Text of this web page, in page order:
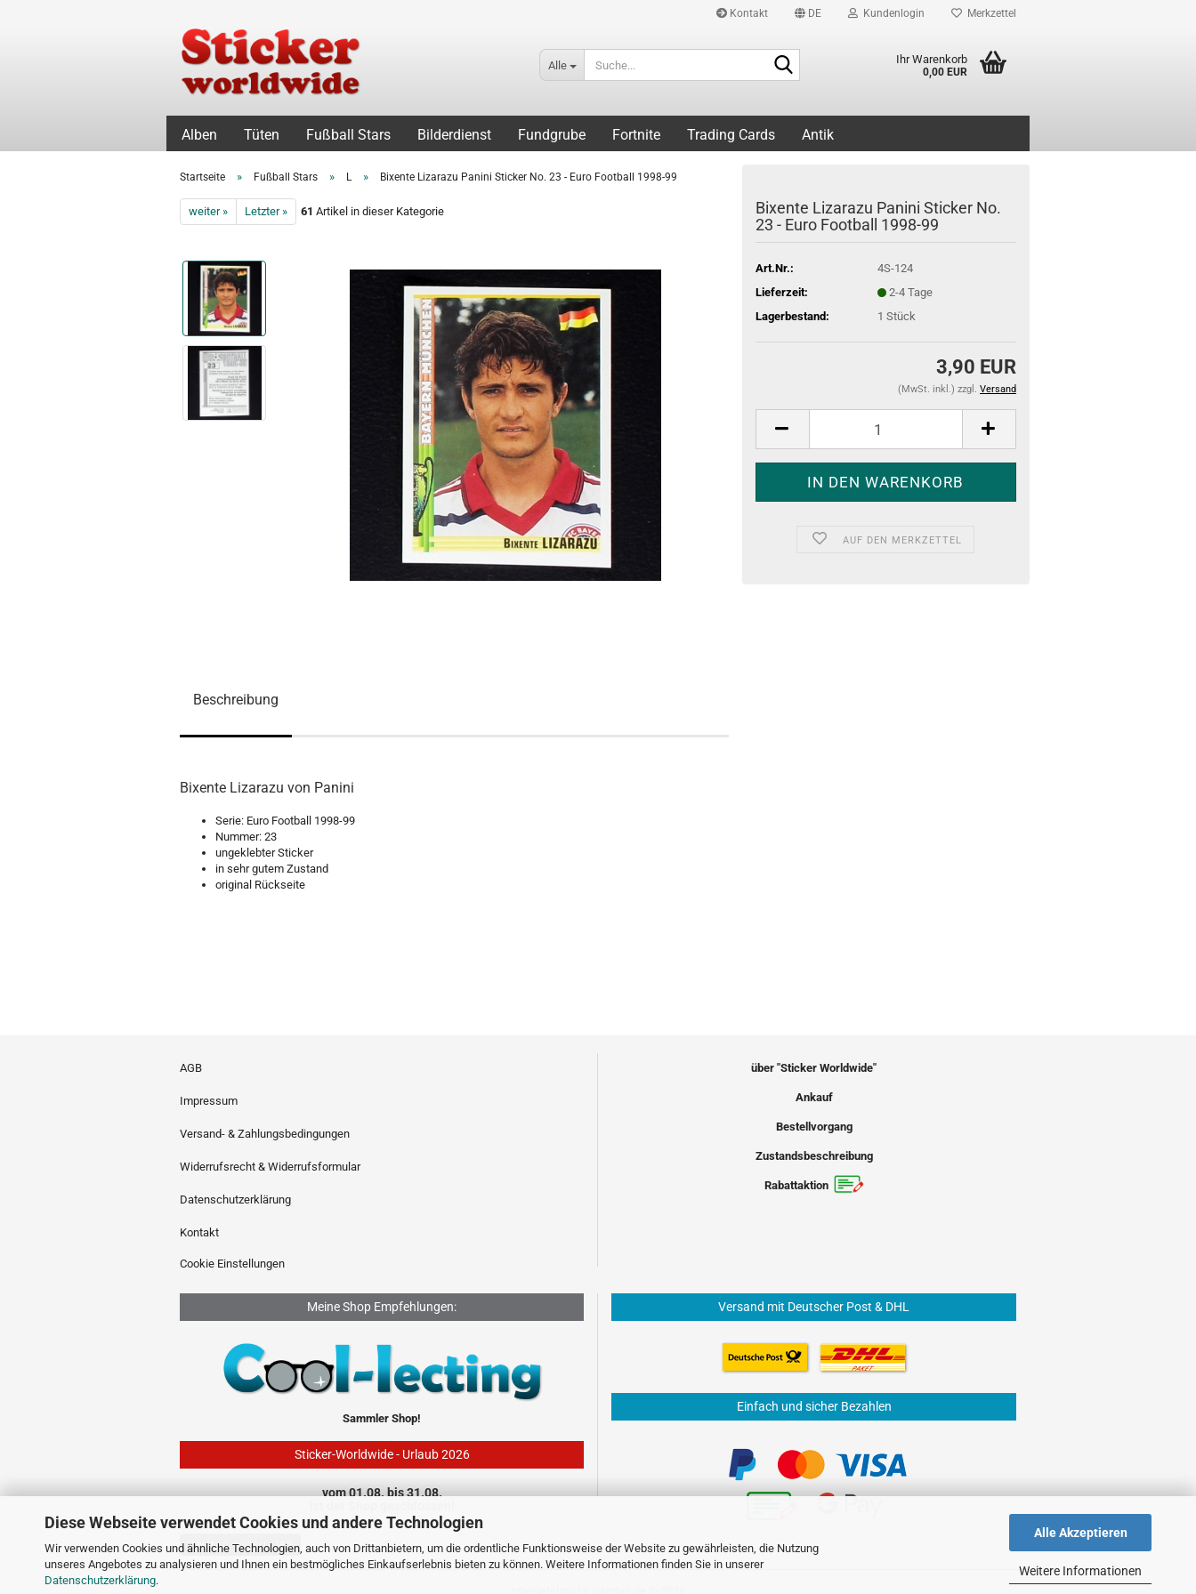
Diese Webseite verwendet Cookies und andere Technologien
Wir verwenden Cookies und ähnliche Technologien, auch von Drittanbietern, um die ordentliche Funktionsweise der Website zu gewährleisten, die Nutzung
unseres Angebotes zu analysieren und Ihnen ein bestmögliches Einkaufserlebnis bieten zu können. Weitere Informationen finden Sie in unserer
Datenschutzerklärung.
Alle Akzeptieren
Weitere Informationen
Kontakt DE Kundenlogin Merkzettel
Alle Ihr Warenkorb
0,00 EUR
Alben Tüten Fußball Stars Bilderdienst Fundgrube Fortnite Trading Cards Antik
Startseite » Fußball Stars » L » Bixente Lizarazu Panini Sticker No. 23 - Euro Football 1998-99
weiter » Letzter » 61 Artikel in dieser Kategorie
Bixente Lizarazu Panini Sticker No.
23 - Euro Football 1998-99
Art.Nr.:
4S-124
Lieferzeit:
2-4 Tage
Lagerbestand:
1 Stück
3,90 EUR
(MwSt. inkl.) zzgl. Versand
AUF DEN MERKZETTEL
Beschreibung
Bixente Lizarazu von Panini
Serie: Euro Football 1998-99
Nummer: 23
ungeklebter Sticker
in sehr gutem Zustand
original Rückseite
AGB
Impressum
Versand- & Zahlungsbedingungen
Widerrufsrecht & Widerrufsformular
Datenschutzerklärung
Kontakt
Cookie Einstellungen
über "Sticker Worldwide"
Ankauf
Bestellvorgang
Zustandsbeschreibung
Rabattaktion
Meine Shop Empfehlungen:
Sammler Shop!
Sticker-Worldwide - Urlaub 2026
vom 01.08. bis 31.08.
Versand mit Deutscher Post & DHL
Einfach und sicher Bezahlen
Vertrag widerrufen